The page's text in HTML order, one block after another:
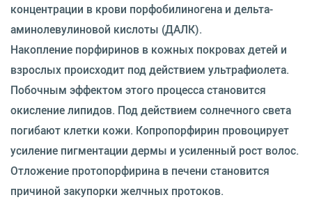
концентрации в крови порфобилиногена и дельта-
аминолевулиновой кислоты (ДАЛК).
Накопление порфиринов в кожных покровах детей и
взрослых происходит под действием ультрафиолета.
Побочным эффектом этого процесса становится
окисление липидов. Под действием солнечного света
погибают клетки кожи. Копропорфирин провоцирует
усиление пигментации дермы и усиленный рост волос.
Отложение протопорфирина в печени становится
причиной закупорки желчных протоков.